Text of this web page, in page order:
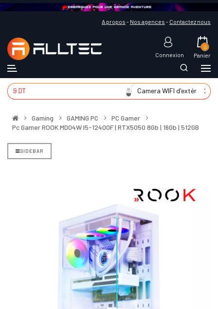
A propos - Nos agences - Contactez nous
Connexion Panier
0
DT Camera WIFI d'extér 225 DT
Gaming GAMING PC
PC Gamer
Pc Gamer ROOK MD04W I5-12400F | RTX5050 8Gb | 16Gb | 512GB
SIDEBAR